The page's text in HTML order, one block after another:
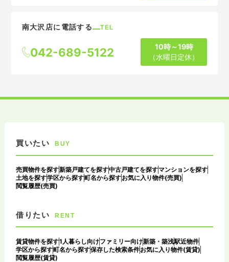
南大沢店に電話する TEL
042-689-5122
10時～19時
（水曜日定休）
買いたい BUY
売買物件を探す新築戸建てを探す中古戸建てを探すマンションを探す
土地を探す学区から探す町名から探すお気に入り物件(売買)
閲覧履歴(売買)
借りたい RENT
賃貸物件を探す1人暮らし向けファミリー向け新築・築浅駅近物件
学区から探す町名から探す保存した検索条件お気に入り物件(賃貸)
閲覧履歴(賃貸)